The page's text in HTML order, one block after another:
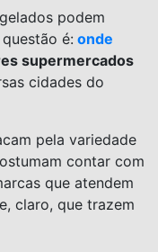
podem
é: onde
supermercados
cidades do
pela variedade
contar com
que atendem
claro, que trazem